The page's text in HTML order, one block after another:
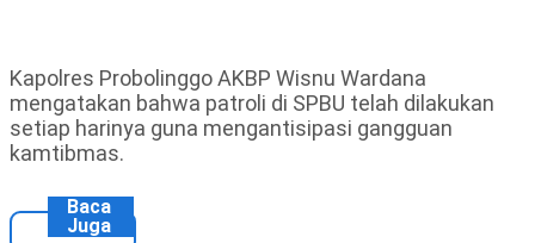
Kapolres Probolinggo AKBP Wisnu Wardana
mengatakan bahwa patroli di SPBU telah dilakukan
setiap harinya guna mengantisipasi gangguan
kamtibmas.
Baca
Juga